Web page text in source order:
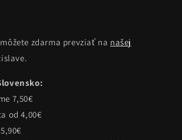
zdarma prevziať na našej
7,50€
od 4,00€